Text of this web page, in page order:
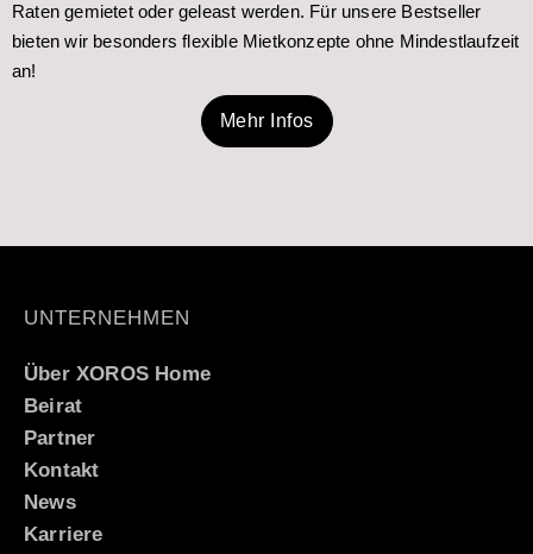
Raten gemietet oder geleast werden. Für unsere Bestseller
bieten wir besonders flexible Mietkonzepte ohne Mindestlaufzeit
an!
Mehr Infos
UNTERNEHMEN
Über XOROS Home
Beirat
Partner
Kontakt
News
Karriere